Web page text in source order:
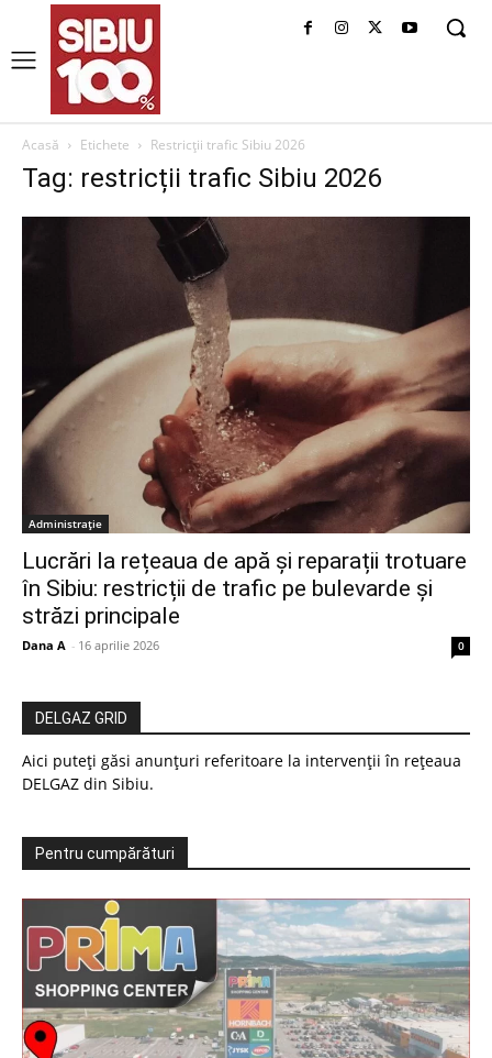
Acasă Etichete Restricții trafic Sibiu 2026
Tag: restricții trafic Sibiu 2026
Administrație
Lucrări la rețeaua de apă și reparații trotuare
în Sibiu: restricții de trafic pe bulevarde și
străzi principale
Dana A - 16 aprilie 2026 0
DELGAZ GRID
Aici puteți găsi anunțuri referitoare la intervenții în rețeaua
DELGAZ din Sibiu.
Pentru cumpărături